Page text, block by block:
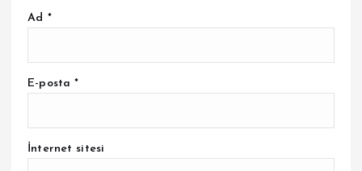
Ad *
E-posta*
İnternet sitesi